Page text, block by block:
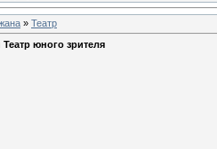
» Театр
юного зрителя